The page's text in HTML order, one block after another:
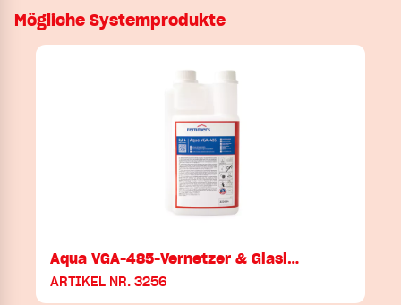
Mögliche Systemprodukte
Aqua VGA-485-Vernetzer & Glasl…
ARTIKEL NR. 3256